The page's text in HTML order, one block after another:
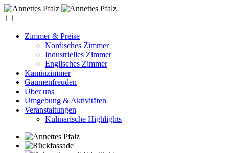
Zimmer & Preise
Nordisches Zimmer
Industrielles Zimmer
Englisches Zimmer
Kaminzimmer
Gaumenfreuden
Über uns
Umgebung & Aktivitäten
Veranstaltungen
Kulinarische Highlights